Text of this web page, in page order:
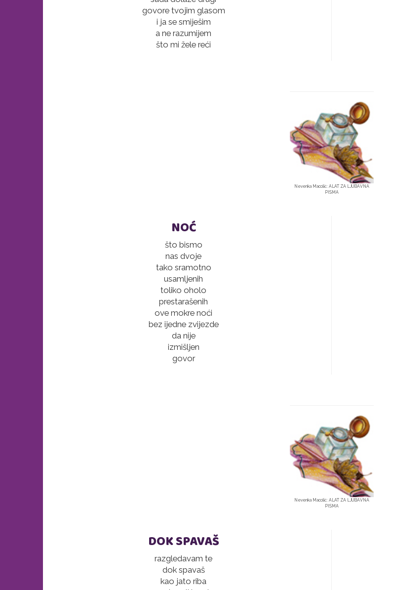
govore tvojim glasom
i ja se smiješim
a ne razumijem
što mi žele reći
Nevenka Macolić: ALAT ZA LJUBAVNA
PISMA
NOĆ
što bismo
nas dvoje
tako sramotno
usamljenih
toliko oholo
prestarašenih
ove mokre noći
bez ijedne zvijezde
da nije
izmišljen
govor
Nevenka Macolić: ALAT ZA LJUBAVNA
PISMA
DOK SPAVAŠ
razgledavam te
dok spavaš
kao jato riba